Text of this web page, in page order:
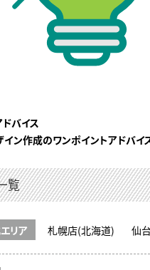
バイス
ン作成のワンポイントアドバイ
覧
リア 札幌店(北海道) 仙